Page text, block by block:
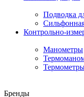
Подводка
Контрольно-
Манометры
Бренды